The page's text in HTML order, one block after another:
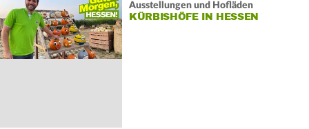
Ausstellungen und Hofläden
KÜRBISHÖFE IN HESSEN